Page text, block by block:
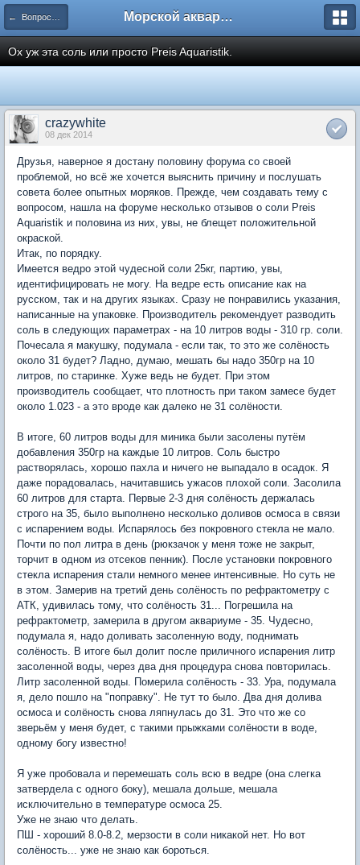
← Вопросы новичков Морской аквариум. Форумы ReefCentral.ru
Ох уж эта соль или просто Preis Aquaristik.
crazywhite
08 дек 2014
Друзья, наверное я достану половину форума со своей
проблемой, но всё же хочется выяснить причину и послушать
совета более опытных моряков. Прежде, чем создавать тему с
вопросом, нашла на форуме несколько отзывов о соли Preis
Aquaristik и половина из них, увы, не блещет положительной
окраской.
Итак, по порядку.
Имеется ведро этой чудесной соли 25кг, партию, увы,
идентифицировать не могу. На ведре есть описание как на
русском, так и на других языках. Сразу не понравились указания,
написанные на упаковке. Производитель рекомендует разводить
соль в следующих параметрах - на 10 литров воды - 310 гр. соли.
Почесала я макушку, подумала - если так, то это же солёность
около 31 будет? Ладно, думаю, мешать бы надо 350гр на 10
литров, по старинке. Хуже ведь не будет. При этом
производитель сообщает, что плотность при таком замесе будет
около 1.023 - а это вроде как далеко не 31 солёности.
В итоге, 60 литров воды для миника были засолены путём
добавления 350гр на каждые 10 литров. Соль быстро
растворялась, хорошо пахла и ничего не выпадало в осадок. Я
даже порадовалась, начитавшись ужасов плохой соли. Засолила
60 литров для старта. Первые 2-3 дня солёность держалась
строго на 35, было выполнено несколько доливов осмоса в связи
с испарением воды. Испарялось без покровного стекла не мало.
Почти по пол литра в день (рюкзачок у меня тоже не закрыт,
торчит в одном из отсеков пенник). После установки покровного
стекла испарения стали немного менее интенсивные. Но суть не
в этом. Замерив на третий день солёность по рефрактометру с
АТК, удивилась тому, что солёность 31... Погрешила на
рефрактометр, замерила в другом аквариуме - 35. Чудесно,
подумала я, надо доливать засоленную воду, поднимать
солёность. В итоге был долит после приличного испарения литр
засоленной воды, через два дня процедура снова повторилась.
Литр засоленной воды. Померила солёность - 33. Ура, подумала
я, дело пошло на "поправку". Не тут то было. Два дня долива
осмоса и солёность снова ляпнулась до 31. Это что же со
зверьём у меня будет, с такими прыжками солёности в воде,
одному богу известно!
Я уже пробовала и перемешать соль всю в ведре (она слегка
затвердела с одного боку), мешала дольше, мешала
исключительно в температуре осмоса 25.
Уже не знаю что делать.
ПШ - хороший 8.0-8.2, мерзости в соли никакой нет. Но вот
солёность... уже не знаю как бороться.